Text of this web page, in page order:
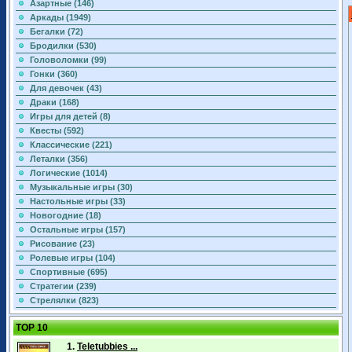
Азартные (146)
Аркады (1949)
Бегалки (72)
Бродилки (530)
Головоломки (99)
Гонки (360)
Для девочек (43)
Драки (168)
Игры для детей (8)
Квесты (592)
Классические (221)
Леталки (356)
Логические (1014)
Музыкальные игры (30)
Настольные игры (33)
Новогодние (18)
Остальные игры (157)
Рисование (23)
Ролевые игры (104)
Спортивные (695)
Стратегии (239)
Стрелялки (823)
TOP 10
1. Teletubbies ...